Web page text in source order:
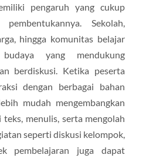
pengaruh yang cukup
Sekolah,
hingga komunitas belajar
yang mendukung
berdiskusi. Ketika peserta
dengan berbagai bahan
mudah mengembangkan
teks, menulis, serta mengolah
seperti diskusi kelompok,
pembelajaran juga dapat